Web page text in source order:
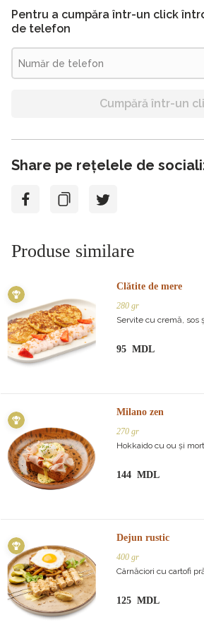
Pentru a cumpăra într-un click
de telefon
Cumpără într-un
Share pe rețelele de
Produse similare
Clătite de mere
280 gr
Servite cu cremă, sos
95 MDL
Milano zen
270 gr
Hokkaido cu ou și
144 MDL
Dejun rustic
400 gr
Cârnăciori cu cartofi
125 MDL